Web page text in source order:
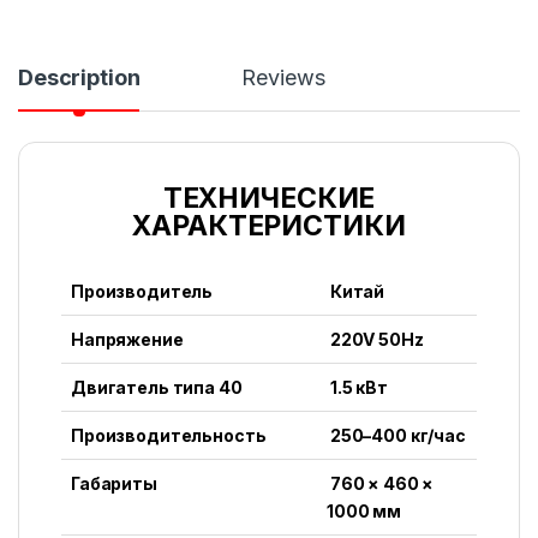
Description Reviews
ТЕХНИЧЕСКИЕ
ХАРАКТЕРИСТИКИ
Производитель Китай
Напряжение 220V 50Hz
Двигатель типа 40 1.5 кВт
Производительность 250–400 кг/час
Габариты
760 × 460 ×
1000 мм